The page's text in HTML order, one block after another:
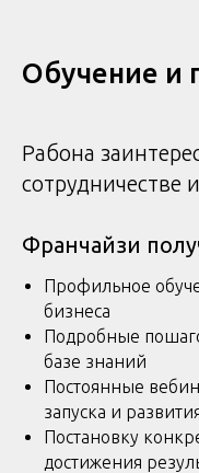
Обучение и
Рабона
сотрудничестве
Франчайзи
Профильное
бизнеса
Подробные
базе знаний
Постоянные
запуска и
Постановку
достижения